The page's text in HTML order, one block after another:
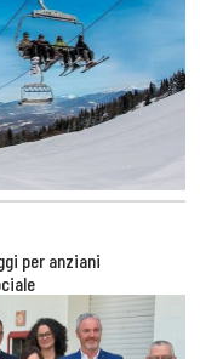
per anziani